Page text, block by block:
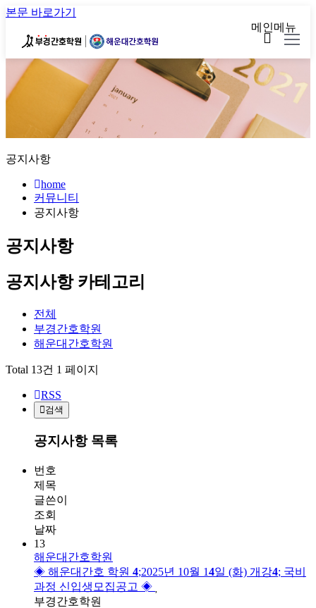
본문 바로가기
메인메뉴
공지사항
home
커뮤니티
공지사항
공지사항
공지사항 카테고리
전체
부경간호학원
해운대간호학원
Total 13건 1 페이지
RSS
검색
공지사항 목록
번호
제목
글쓴이
조회
날짜
13
해운대간호학원
◈ 해운대간호 학원  4;2025년 10월 14일 (화) 개강4; 국비
과정 신입생모집공고 ◈
부경간호학원